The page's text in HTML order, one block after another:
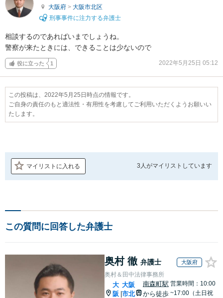
大阪府 > 大阪市北区
刑事事件に注力する弁護士
相談するのであればいまでしょうね。
警察が来たときには、できることは少ないので
役に立った 1 2022年5月25日 05:12
この投稿は、2022年5月25日時点の情報です。
ご自身の責任のもと適法性・有用性を考慮してご利用いただくようお願いい
たします。
マイリストに入れる 3人がマイリストしています
この質問に回答した弁護士
奥村 徹 弁護士 大阪府
奥村＆田中法律事務所
大
阪
大阪
市北
南森町駅
から徒歩
営業時間：10:00
~17:00（土日祝